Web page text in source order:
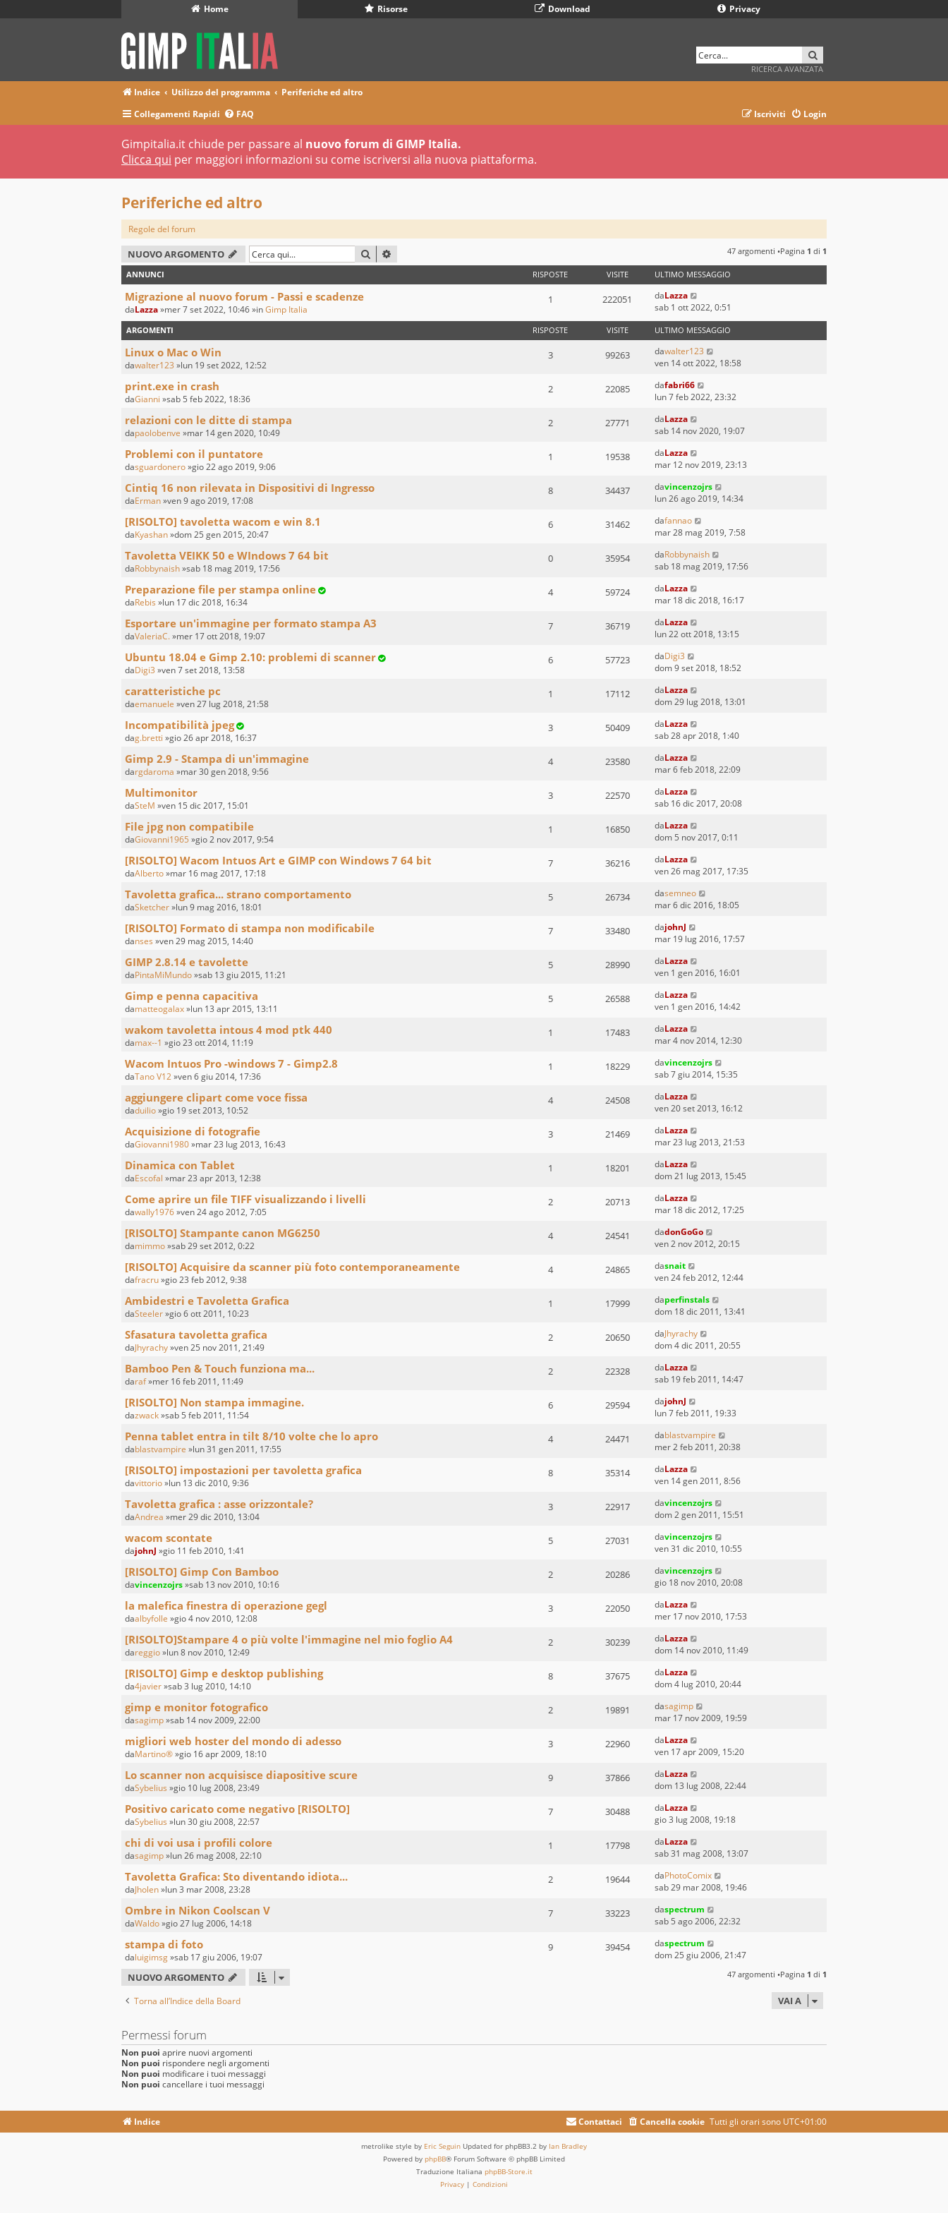
Home Risorse Download Privacy
RICERCA AVANZATA
Indice Utilizzo del programma
Periferiche ed altro
Collegamenti Rapidi
FAQ Login
Iscriviti
Gimpitalia.it chiude per passare al nuovo forum di GIMP Italia.
Clicca qui per maggiori informazioni su come iscriversi alla nuova piattaforma.
Periferiche ed altro
Regole del forum
NUOVO ARGOMENTO CERCA 47 argomenti •Pagina 1 di 1
ANNUNCI RISPOSTE VISITE ULTIMO MESSAGGIO
Migrazione al nuovo forum - Passi e scadenze
daLazza»mer 7 set 2022, 10:46 »inGimp Italia
1 222051 daLazza
sab 1 ott 2022, 0:51
ARGOMENTI RISPOSTE VISITE ULTIMO MESSAGGIO
Linux o Mac o Win
dawalter123 »lun 19 set 2022, 12:52
3 99263 dawalter123
ven 14 ott 2022, 18:58
print.exe in crash
daGianni »sab 5 feb 2022, 18:36
2 22085 dafabri66
lun 7 feb 2022, 23:32
relazioni con le ditte di stampa
dapaolobenve »mar 14 gen 2020, 10:49
2 27771 daLazza
sab 14 nov 2020, 19:07
Problemi con il puntatore
dasguardonero»gio 22 ago 2019, 9:06
1 19538 daLazza
mar 12 nov 2019, 23:13
Cintiq 16 non rilevata in Dispositivi di Ingresso
daErman»ven 9 ago 2019, 17:08
8 34437 davincenzojrs
lun 26 ago 2019, 14:34
[RISOLTO] tavoletta wacom e win 8.1
daKyashan»dom 25 gen 2015, 20:47
6 31462 dafannao
mar 28 mag 2019, 7:58
Tavoletta VEIKK 50 e WIndows 7 64 bit
daRobbynaish»sab 18 mag 2019, 17:56
0 35954 daRobbynaish
sab 18 mag 2019, 17:56
Preparazione file per stampa online
daRebis »lun 17 dic 2018, 16:34
4 59724 daLazza
mar 18 dic 2018, 16:17
Esportare un'immagine per formato stampa A3
daValeriaC.»mer 17 ott 2018, 19:07
7 36719 daLazza
lun 22 ott 2018, 13:15
Ubuntu 18.04 e Gimp 2.10: problemi di scanner
daDigi3 »ven 7 set 2018, 13:58
6 57723 daDigi3
dom 9 set 2018, 18:52
caratteristiche pc
daemanuele »ven 27 lug 2018, 21:58
1 17112 daLazza
dom 29 lug 2018, 13:01
Incompatibilità jpeg
dag.bretti »gio 26 apr 2018, 16:37
3 50409 daLazza
sab 28 apr 2018, 1:40
Gimp 2.9 - Stampa di un'immagine
dargdaroma »mar 30 gen 2018, 9:56
4 23580 daLazza
mar 6 feb 2018, 22:09
Multimonitor
daSteM »ven 15 dic 2017, 15:01
3 22570 daLazza
sab 16 dic 2017, 20:08
File jpg non compatibile
daGiovanni1965 »gio 2 nov 2017, 9:54
1 16850 daLazza
dom 5 nov 2017, 0:11
[RISOLTO] Wacom Intuos Art e GIMP con Windows 7 64 bit
daAlberto»mar 16 mag 2017, 17:18
7 36216 daLazza
ven 26 mag 2017, 17:35
Tavoletta grafica... strano comportamento
daSketcher»lun 9 mag 2016, 18:01
5 26734 dasemneo
mar 6 dic 2016, 18:05
[RISOLTO] Formato di stampa non modificabile
danses »ven 29 mag 2015, 14:40
7 33480 dajohnJ
mar 19 lug 2016, 17:57
GIMP 2.8.14 e tavolette
daPintaMiMundo»sab 13 giu 2015, 11:21
5 28990 daLazza
ven 1 gen 2016, 16:01
Gimp e penna capacitiva
damatteogalax»lun 13 apr 2015, 13:11
5 26588 daLazza
ven 1 gen 2016, 14:42
wakom tavoletta intous 4 mod ptk 440
damax--1 »gio 23 ott 2014, 11:19
1 17483 daLazza
mar 4 nov 2014, 12:30
Wacom Intuos Pro -windows 7 - Gimp2.8
daTano V12»ven 6 giu 2014, 17:36
1 18229 davincenzojrs
sab 7 giu 2014, 15:35
aggiungere clipart come voce fissa
daduilio»gio 19 set 2013, 10:52
4 24508 daLazza
ven 20 set 2013, 16:12
Acquisizione di fotografie
daGiovanni1980»mar 23 lug 2013, 16:43
3 21469 daLazza
mar 23 lug 2013, 21:53
Dinamica con Tablet
daEscofal »mar 23 apr 2013, 12:38
1 18201 daLazza
dom 21 lug 2013, 15:45
Come aprire un file TIFF visualizzando i livelli
dawally1976»ven 24 ago 2012, 7:05
2 20713 daLazza
mar 18 dic 2012, 17:25
[RISOLTO] Stampante canon MG6250
damimmo»sab 29 set 2012, 0:22
4 24541 dadonGoGo
ven 2 nov 2012, 20:15
[RISOLTO] Acquisire da scanner più foto contemporaneamente
dafracru»gio 23 feb 2012, 9:38
4 24865 dasnait
ven 24 feb 2012, 12:44
Ambidestri e Tavoletta Grafica
daSteeler»gio 6 ott 2011, 10:23
1 17999 daperfinstals
dom 18 dic 2011, 13:41
Sfasatura tavoletta grafica
daJhyrachy»ven 25 nov 2011, 21:49
2 20650 daJhyrachy
dom 4 dic 2011, 20:55
Bamboo Pen & Touch funziona ma...
daraf»mer 16 feb 2011, 11:49
2 22328 daLazza
sab 19 feb 2011, 14:47
[RISOLTO] Non stampa immagine.
dazwack»sab 5 feb 2011, 11:54
6 29594 dajohnJ
lun 7 feb 2011, 19:33
Penna tablet entra in tilt 8/10 volte che lo apro
dablastvampire »lun 31 gen 2011, 17:55
4 24471 dablastvampire
mer 2 feb 2011, 20:38
[RISOLTO] impostazioni per tavoletta grafica
davittorio»lun 13 dic 2010, 9:36
8 35314 daLazza
ven 14 gen 2011, 8:56
Tavoletta grafica : asse orizzontale?
daAndrea »mer 29 dic 2010, 13:04
3 22917 davincenzojrs
dom 2 gen 2011, 15:51
wacom scontate
dajohnJ »gio 11 feb 2010, 1:41
5 27031 davincenzojrs
ven 31 dic 2010, 10:55
[RISOLTO] Gimp Con Bamboo
davincenzojrs»sab 13 nov 2010, 10:16
2 20286 davincenzojrs
gio 18 nov 2010, 20:08
la malefica finestra di operazione gegl
daalbyfolle »gio 4 nov 2010, 12:08
3 22050 daLazza
mer 17 nov 2010, 17:53
[RISOLTO]Stampare 4 o più volte l'immagine nel mio foglio A4
dareggio»lun 8 nov 2010, 12:49
2 30239 daLazza
dom 14 nov 2010, 11:49
[RISOLTO] Gimp e desktop publishing
da4javier»sab 3 lug 2010, 14:10
8 37675 daLazza
dom 4 lug 2010, 20:44
gimp e monitor fotografico
dasagimp»sab 14 nov 2009, 22:00
2 19891 dasagimp
mar 17 nov 2009, 19:59
migliori web hoster del mondo di adesso
daMartino®»gio 16 apr 2009, 18:10
3 22960 daLazza
ven 17 apr 2009, 15:20
Lo scanner non acquisisce diapositive scure
daSybelius »gio 10 lug 2008, 23:49
9 37866 daLazza
dom 13 lug 2008, 22:44
Positivo caricato come negativo [RISOLTO]
daSybelius »lun 30 giu 2008, 22:57
7 30488 daLazza
gio 3 lug 2008, 19:18
chi di voi usa i profili colore
dasagimp»lun 26 mag 2008, 22:10
1 17798 daLazza
sab 31 mag 2008, 13:07
Tavoletta Grafica: Sto diventando idiota...
daJholen»lun 3 mar 2008, 23:28
2 19644 daPhotoComix
sab 29 mar 2008, 19:46
Ombre in Nikon Coolscan V
daWaldo»gio 27 lug 2006, 14:18
7 33223 daspectrum
sab 5 ago 2006, 22:32
stampa di foto
daluigimsg»sab 17 giu 2006, 19:07
9 39454 daspectrum
dom 25 giu 2006, 21:47
NUOVO ARGOMENTO 47 argomenti •Pagina 1 di 1
Torna all’Indice della Board VAI A
Permessi forum
Non puoi aprire nuovi argomenti
Non puoi rispondere negli argomenti
Non puoi modificare i tuoi messaggi
Non puoi cancellare i tuoi messaggi
Indice Tutti gli orari sono UTC+01:00
Cancella cookie
Contattaci
metrolike style by Eric Seguin Updated for phpBB3.2 by Ian Bradley
Powered by phpBB® Forum Software © phpBB Limited
Traduzione Italiana phpBB-Store.it
Privacy | Condizioni